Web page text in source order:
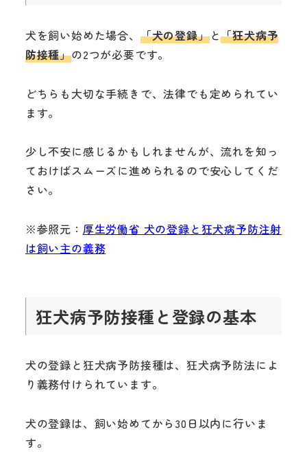
犬を飼い始めた場合、 「犬の登録」と「狂犬病予
防接種」の2つが必要です。
どちらも大切な手続きで、法律でも定められてい
ます。
少し不安に感じるかもしれませんが、流れを知っ
ておけばスムーズに進められるので安心してくだ
さい。
※参照元： 厚生労働省 犬の登録と狂犬病予防注射
は飼い主の義務
狂犬病予防接種と登録の基本
犬の登録と狂犬病予防接種は、狂犬病予防法によ
り義務付けられています。
犬の登録は、飼い始めてから30日以内に行いま
す。